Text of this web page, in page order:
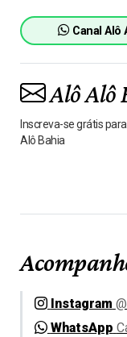
Canal Alô
Alô Alô
Inscreva-se grátis
Alô Bahia
Instagram
WhatsApp